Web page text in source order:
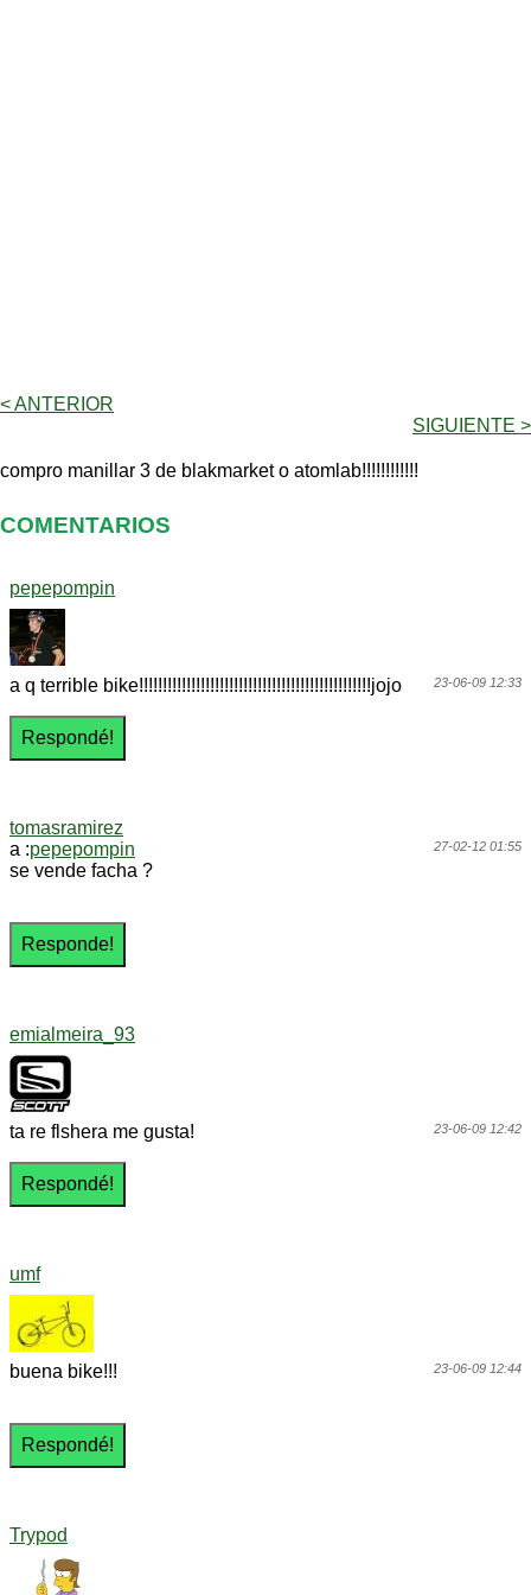
< ANTERIOR
SIGUIENTE >
compro manillar 3 de blakmarket o atomlab!!!!!!!!!!!!
COMENTARIOS
pepepompin
23-06-09 12:33
a q terrible bike!!!!!!!!!!!!!!!!!!!!!!!!!!!!!!!!!!!!!!!!!!!!!!!!!jojo
tomasramirez
27-02-12 01:55
a :pepepompin
se vende facha ?
emialmeira_93
23-06-09 12:42
ta re flshera me gusta!
umf
23-06-09 12:44
buena bike!!!
Trypod